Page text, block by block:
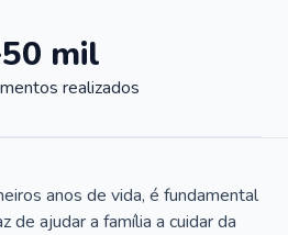
mil
realizados
anos de vida, é fundamental
de ajudar a família a cuidar da